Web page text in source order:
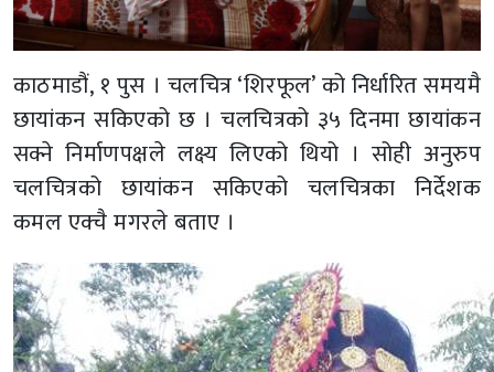
काठमाडौं, १ पुस । चलचित्र ‘शिरफूल’ को निर्धारित समयमै
छायांकन सकिएको छ । चलचित्रको ३५ दिनमा छायांकन
सक्ने निर्माणपक्षले लक्ष्य लिएको थियो । सोही अनुरुप
चलचित्रको छायांकन सकिएको चलचित्रका निर्देशक
कमल एक्चै मगरले बताए ।